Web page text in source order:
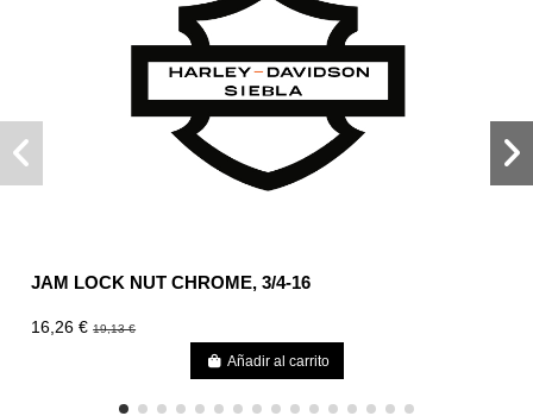
JAM LOCK NUT CHROME, 3/4-16
16,26 €19,13 €
Añadir al carrito